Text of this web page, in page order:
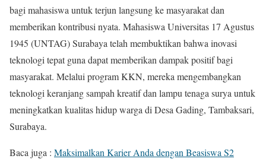
bagi mahasiswa untuk terjun langsung ke masyarakat dan
memberikan kontribusi nyata. Mahasiswa Universitas 17 Agustus
1945 (UNTAG) Surabaya telah membuktikan bahwa inovasi
teknologi tepat guna dapat memberikan dampak positif bagi
masyarakat. Melalui program KKN, mereka mengembangkan
teknologi keranjang sampah kreatif dan lampu tenaga surya untuk
meningkatkan kualitas hidup warga di Desa Gading, Tambaksari,
Surabaya.
Baca juga : Maksimalkan Karier Anda dengan Beasiswa S2